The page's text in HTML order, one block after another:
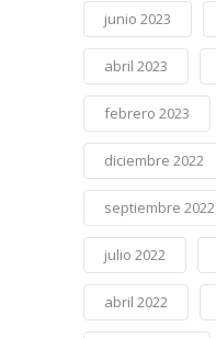
junio 2023
abril 2023
febrero 2023
diciembre 2022
septiembre 2022
julio 2022
abril 2022